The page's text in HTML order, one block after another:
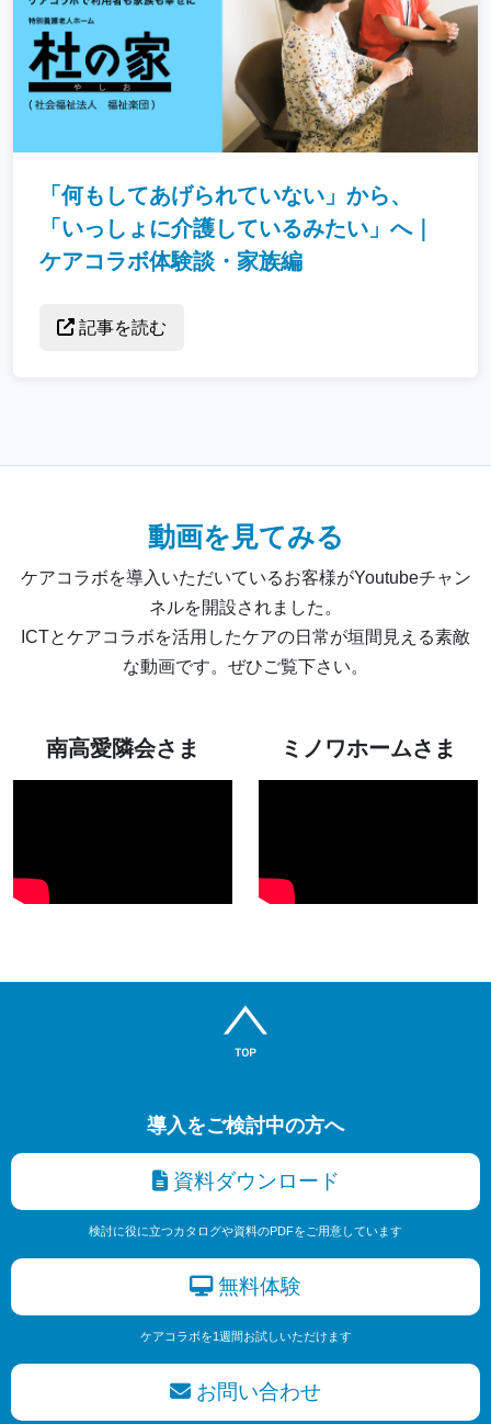
「何もしてあげられていない」から、
「いっしょに介護しているみたい」へ｜
ケアコラボ体験談・家族編
記事を読む
動画を見てみる
ケアコラボを導入いただいているお客様がYoutubeチャン
ネルを開設されました。
ICTとケアコラボを活用したケアの日常が垣間見える素敵
な動画です。ぜひご覧下さい。
南高愛隣会さま ミノワホームさま
導入をご検討中の方へ
資料ダウンロード
検討に役に立つカタログや資料のPDFをご用意しています
無料体験
ケアコラボを1週間お試しいただけます
お問い合わせ